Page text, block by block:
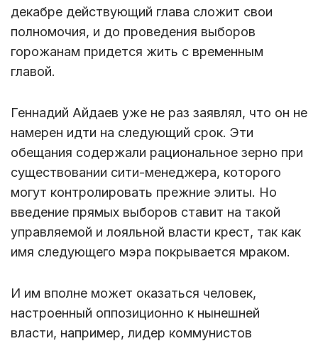
декабре действующий глава сложит свои
полномочия, и до проведения выборов
горожанам придется жить с временным
главой.
Геннадий Айдаев уже не раз заявлял, что он не
намерен идти на следующий срок. Эти
обещания содержали рациональное зерно при
существовании сити-менеджера, которого
могут контролировать прежние элиты. Но
введение прямых выборов ставит на такой
управляемой и лояльной власти крест, так как
имя следующего мэра покрывается мраком.
И им вполне может оказаться человек,
настроенный оппозиционно к нынешней
власти, например, лидер коммунистов